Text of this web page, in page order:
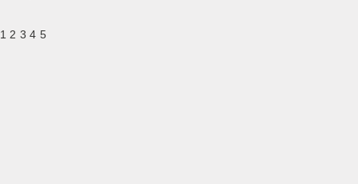
1 2 3 4 5